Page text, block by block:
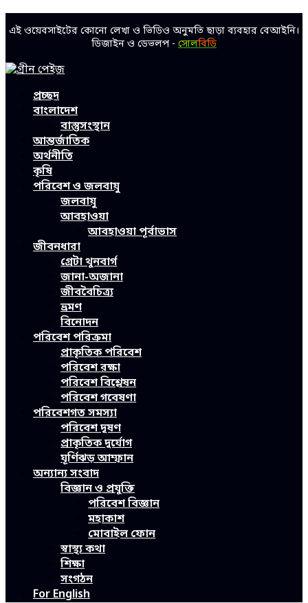
এই ওয়েবসাইটের কোনো লেখা ও ভিডিও অনুমতি ছাড়া ব্যবহার বেআইনি।
ডিজাইন ও ডেভলপ - সোলবিডি
প্রচ্ছদ
বাংলাদেশ
বাস্তুসংস্থান
আন্তর্জাতিক
অর্থনীতি
কৃষি
পরিবেশ ও জলবায়ু
জলবায়ু
আবহাওয়া
আবহাওয়া পূর্বাভাস
জীবনধারা
গ্রেটা থুনবার্গ
জানা-অজানা
জীববৈচিত্র্য
ভ্রমণ
বিনোদন
পরিবেশ পরিক্রমা
প্রাকৃতিক পরিবেশ
পরিবেশ রক্ষা
পরিবেশ বিশ্লেষন
পরিবেশ গবেষণা
পরিবেশগত সমস্যা
পরিবেশ দূষণ
প্রাকৃতিক দুর্যোগ
ঘূর্ণিঝড় আম্ফান
অন্যান্য সংবাদ
বিজ্ঞান ও প্রযুক্তি
পরিবেশ বিজ্ঞান
মহাকাশ
মোবাইল ফোন
স্বাস্থ্য কথা
শিক্ষা
সংগঠন
For English